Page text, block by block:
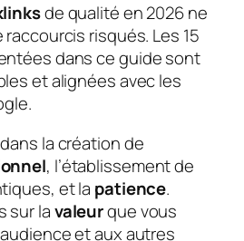
de qualité en 2026 ne
risqués. Les 15
dans ce guide sont
et alignées avec les
la création de
, l’établissement de
et la patience.
sur lavaleurque vous
et aux autres